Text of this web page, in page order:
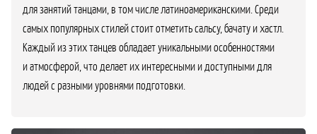
для занятий танцами, в том числе латиноамериканскими. Среди
самых популярных стилей стоит отметить сальсу, бачату и хастл.
Каждый из этих танцев обладает уникальными особенностями
и атмосферой, что делает их интересными и доступными для
людей с разными уровнями подготовки.